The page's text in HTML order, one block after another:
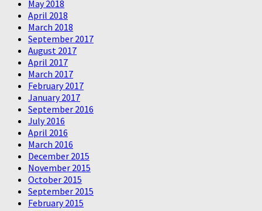
May 2018
April 2018
March 2018
September 2017
August 2017
April 2017
March 2017
February 2017
January 2017
September 2016
July 2016
April 2016
March 2016
December 2015
November 2015
October 2015
September 2015
February 2015